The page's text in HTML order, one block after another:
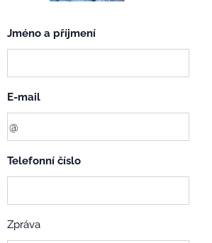
Jméno a příjmení
E-mail
Telefonní číslo
Zpráva